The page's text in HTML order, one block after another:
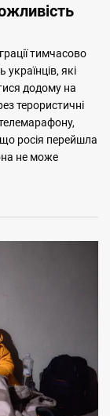
тимчасово
які
додому на
терористичні
росія перейшла
не може